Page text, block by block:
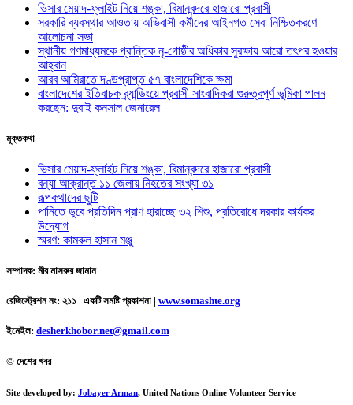
ভিসার মেয়াদ-ফ্লাইট নিয়ে শঙ্কা, বিমানবন্দরে হাজারো প্রবাসী
সরকারি ব্যবস্থার আওতায় অভিবাসী কর্মীদের আইনগত সেবা নিশ্চিতকরণে
আলোচনা সভা
স্থানীয় গণমাধ্যমকে প্রান্তিক নৃ-গোষ্ঠীর অধিকার সুরক্ষায় আরো তৎপর হওয়ার
আহ্বান
আরব আমিরাতে দণ্ডপ্রাপ্ত ৫৭ বাংলাদেশিকে ক্ষমা
বাংলাদেশের ইতিবাচক ব্র্যান্ডিংয়ে প্রবাসী সাংবাদিকরা গুরুত্বপূর্ণ ভূমিকা পালন
করছেন: দুবাই কনসাল জেনারেল
মুক্তকথা
ভিসার মেয়াদ-ফ্লাইট নিয়ে শঙ্কা, বিমানবন্দরে হাজারো প্রবাসী
বন্যা আক্রান্ত ১১ জেলায় নিহতের সংখ্যা ৩১
রূপকথাদের ছুটি
পানিতে ডুবে প্রতিদিন প্রাণ হারাচ্ছে ৩২ শিশু, প্রতিরোধে দরকার কার্যকর
উদ্যোগ
স্মরণ: কামরুল হাসান মঞ্জু
সম্পাদক: মীর মাসরুর জামান
রেজিস্ট্রেশন নং: ২১১ | একটি সমষ্টি প্রকাশনা | www.somashte.org
ইমেইল: desherkhobor.net@gmail.com
© দেশের খবর
Site developed by: Jobayer Arman, United Nations Online Volunteer Service